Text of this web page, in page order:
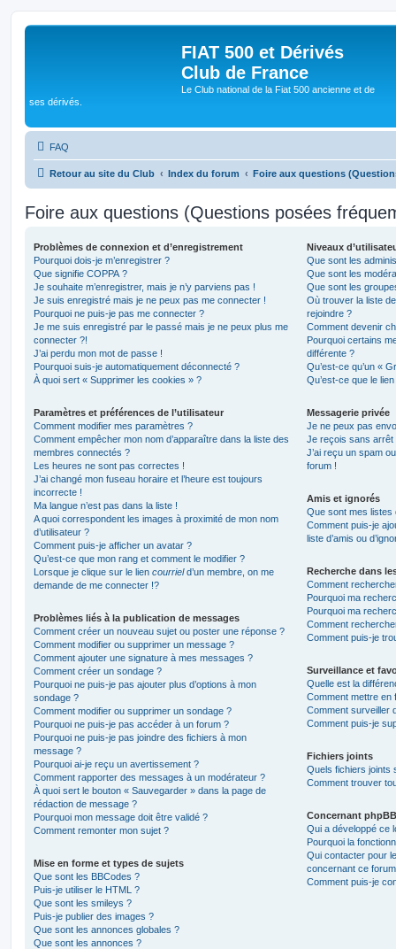
FIAT 500 et Dérivés
Club de France
Le Club national de la Fiat 500 ancienne et de
ses dérivés.
FAQ
Retour au site du Club Index du forum Foire aux questions
Foire aux questions (Questions posées
Problèmes de connexion et d’enregistrement
Pourquoi dois-je m’enregistrer ?
Que signifie COPPA ?
Je souhaite m’enregistrer, mais je n’y parviens pas !
Je suis enregistré mais je ne peux pas me connecter !
Pourquoi ne puis-je pas me connecter ?
Je me suis enregistré par le passé mais je ne peux plus me
connecter ?!
J’ai perdu mon mot de passe !
Pourquoi suis-je automatiquement déconnecté ?
À quoi sert « Supprimer les cookies » ?
Paramètres et préférences de l’utilisateur
Comment modifier mes paramètres ?
Comment empêcher mon nom d’apparaître dans la liste des
membres connectés ?
Les heures ne sont pas correctes !
J’ai changé mon fuseau horaire et l’heure est toujours
incorrecte !
Ma langue n’est pas dans la liste !
A quoi correspondent les images à proximité de mon nom
d’utilisateur ?
Comment puis-je afficher un avatar ?
Qu’est-ce que mon rang et comment le modifier ?
Lorsque je clique sur le lien courrield’un membre, on me
demande de me connecter !?
Problèmes liés à la publication de messages
Comment créer un nouveau sujet ou poster une réponse ?
Comment modifier ou supprimer un message ?
Comment ajouter une signature à mes messages ?
Comment créer un sondage ?
Pourquoi ne puis-je pas ajouter plus d’options à mon
sondage ?
Comment modifier ou supprimer un sondage ?
Pourquoi ne puis-je pas accéder à un forum ?
Pourquoi ne puis-je pas joindre des fichiers à mon
message ?
Pourquoi ai-je reçu un avertissement ?
Comment rapporter des messages à un modérateur ?
À quoi sert le bouton « Sauvegarder » dans la page de
rédaction de message ?
Pourquoi mon message doit être validé ?
Comment remonter mon sujet ?
Mise en forme et types de sujets
Que sont les BBCodes ?
Puis-je utiliser le HTML ?
Que sont les smileys ?
Puis-je publier des images ?
Que sont les annonces globales ?
Que sont les annonces ?
Niveaux
Que sont les
Que sont les
Que sont les
Où trouver la liste
rejoindre ?
Comment devenir
Pourquoi certains
différente ?
Qu’est-ce qu’un «
Qu’est-ce que le
Messagerie privée
Je ne peux pas
Je reçois sans arrêt
J’ai reçu un spam
forum !
Amis et ignorés
Que sont mes listes
Comment puis-je
liste d’amis ou
Recherche dans
Comment
Pourquoi ma
Pourquoi ma
Comment
Comment puis-je
Surveillance et
Quelle est la
Comment mettre en
Comment surveiller
Comment puis-je
Fichiers joints
Quels fichiers joints
Comment trouver
Concernant phpBB
Qui a développé ce
Pourquoi la
Qui contacter pour
concernant ce
Comment puis-je